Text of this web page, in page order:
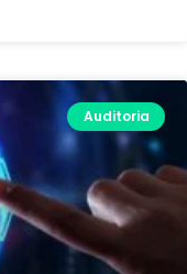
Auditoria